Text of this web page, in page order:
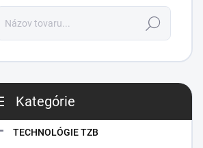
Hľadať
Preskočiť kategórie
Kategórie
TECHNOLÓGIE TZB